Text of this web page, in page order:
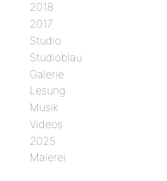
2018
2017
Studio
Studioblau
Galerie
Lesung
Musik
Videos
2025
Malerei